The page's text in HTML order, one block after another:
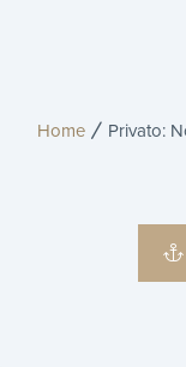
Home Privato: